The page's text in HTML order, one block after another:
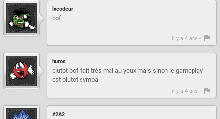
locodeur
bof
il y a 4 ans -
huros
plutot bof fait trés mal au yeux mais sinon le gameplay
est plutot sympa
il y a 4 ans -
A2A2